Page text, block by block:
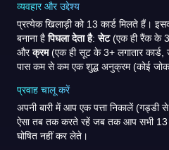
व्यवहार और उद्देश्य
प्रत्येक खिलाड़ी को 13 कार्ड मिलते हैं।
बनाना हैपिघला देता है:सेट(एक ही रैंक के 3
औरक्रम(एक ही सूट के 3+ लगातार
पास कम से कम एक शुद्ध अनुक्रम (कोई जोकर
प्रवाह चालू करें
अपनी बारी में आप एक पत्ता निकालें
ऐसा तब तक करते रहें जब तक आप सभी 13
घोषित नहीं कर लेते।